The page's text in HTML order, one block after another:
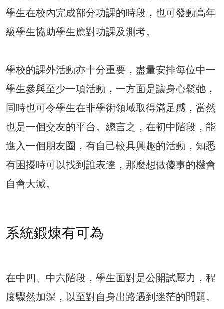
學生在校內完成部分功課的時段，也可發動高年
級學生協助學生應對功課及測考。
學校的課外活動亦十分重要，盡量安排每位中一
學生參與至少一項活動，一方面是讓身心鬆弛，
同時也可令學生在非學術領域取得滿足感，當然
也是一個交友的平台。總言之，在初中階段，能
進入一個朋友圈，有自己較具興趣的活動，知悉
有困擾時可以找到誰表達，那麼想做傻事的機會
自會大減。
系統鍛煉有可為
在中四、中六階段，學生面對是公開試壓力，程
度驟然加深，以至對自身出路遇到迷茫的問題。